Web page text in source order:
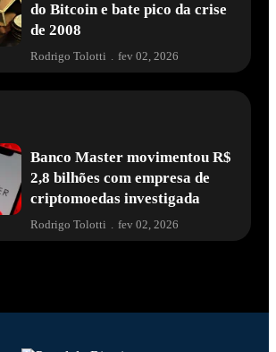
do Bitcoin e bate pico da crise
de 2008
Rodrigo Tolotti . fev 02, 2026
Banco Master movimentou R$
2,8 bilhões com empresa de
criptomoedas investigada
Rodrigo Tolotti fev 02, 2026